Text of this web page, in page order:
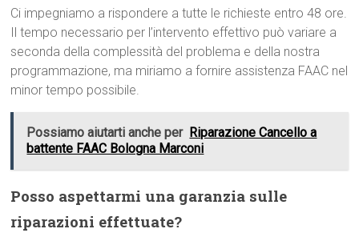
Ci impegniamo a rispondere a tutte le richieste entro 48 ore.
Il tempo necessario per l’intervento effettivo può variare a
seconda della complessità del problema e della nostra
programmazione, ma miriamo a fornire assistenza FAAC nel
minor tempo possibile.
Possiamo aiutarti anche per Riparazione Cancello a
battente FAAC Bologna Marconi
Posso aspettarmi una garanzia sulle
riparazioni effettuate?